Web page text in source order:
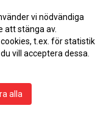
2015-05-13 16:08
2015-05-08 11:04
vi nödvändiga
att stänga av.
t.ex. för statistik
vill acceptera dessa.
alla